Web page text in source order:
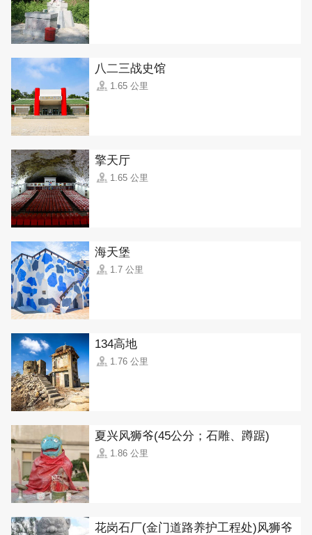
八二三战史馆
1.65 公里
擎天厅
1.65 公里
海天堡
1.7 公里
134高地
1.76 公里
夏兴风狮爷(45公分；石雕、蹲踞)
1.86 公里
花岗石厂(金门道路养护工程处)风狮爷